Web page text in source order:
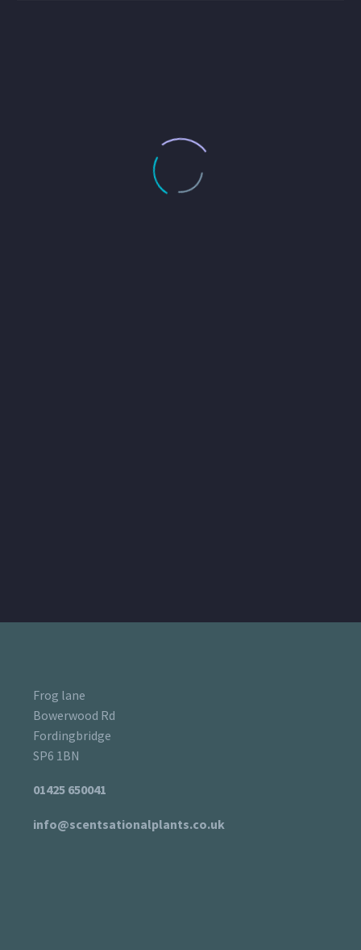
Frog lane
Bowerwood Rd
Fordingbridge
SP6 1BN
01425 650041
info@scentsationalplants.co.uk